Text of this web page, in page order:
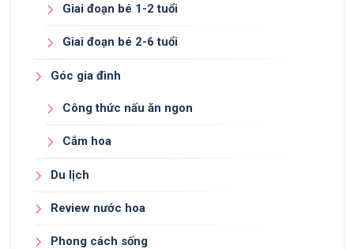
Giai đoạn bé 1-2 tuổi
Giai đoạn bé 2-6 tuổi
Góc gia đình
Công thức nấu ăn ngon
Cắm hoa
Du lịch
Review nước hoa
Phong cách sống